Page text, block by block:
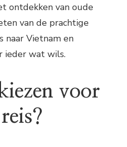
ontdekken van oude
van de prachtige
naar Vietnam en
ieder wat wils.
voor